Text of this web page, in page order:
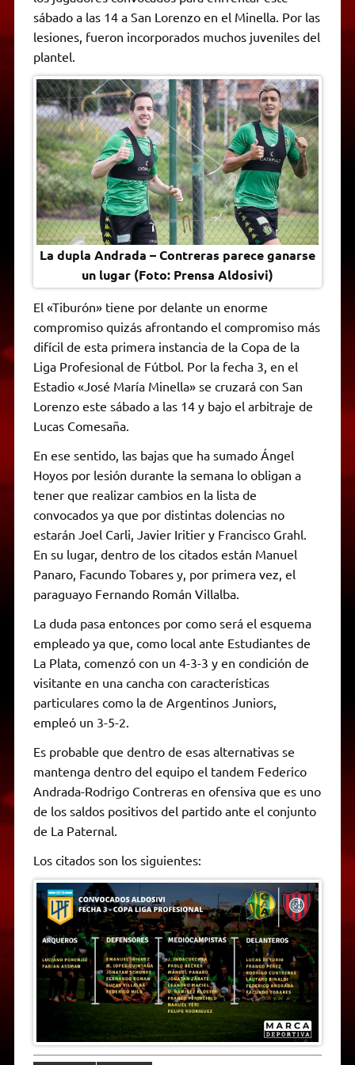
A
p
p
r
a
m
e
r
o
o
k
n
g
e
n
k
r
i
d
l
y
sábado a las 14 a San Lorenzo en el Minella. Por las
lesiones, fueron incorporados muchos juveniles del
plantel.
La dupla Andrada – Contreras parece ganarse
un lugar (Foto: Prensa Aldosivi)
El «Tiburón» tiene por delante un enorme
compromiso quizás afrontando el compromiso más
difícil de esta primera instancia de la Copa de la
Liga Profesional de Fútbol. Por la fecha 3, en el
Estadio «José María Minella» se cruzará con San
Lorenzo este sábado a las 14 y bajo el arbitraje de
Lucas Comesaña.
En ese sentido, las bajas que ha sumado Ángel
Hoyos por lesión durante la semana lo obligan a
tener que realizar cambios en la lista de
convocados ya que por distintas dolencias no
estarán Joel Carli, Javier Iritier y Francisco Grahl.
En su lugar, dentro de los citados están Manuel
Panaro, Facundo Tobares y, por primera vez, el
paraguayo Fernando Román Villalba.
La duda pasa entonces por como será el esquema
empleado ya que, como local ante Estudiantes de
La Plata, comenzó con un 4-3-3 y en condición de
visitante en una cancha con características
particulares como la de Argentinos Juniors,
empleó un 3-5-2.
Es probable que dentro de esas alternativas se
mantenga dentro del equipo el tandem Federico
Andrada-Rodrigo Contreras en ofensiva que es uno
de los saldos positivos del partido ante el conjunto
de La Paternal.
Los citados son los siguientes: